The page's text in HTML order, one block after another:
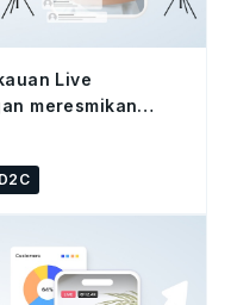
Live
meresmikan